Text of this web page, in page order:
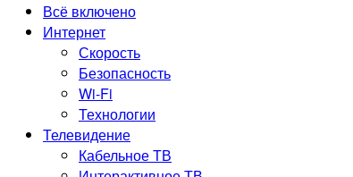
Радужный
Сургут
Стрежевой
Тюмень
Всё включено
Интернет
Скорость
Безопасность
Wi-Fi
Технологии
Телевидение
Кабельное ТВ